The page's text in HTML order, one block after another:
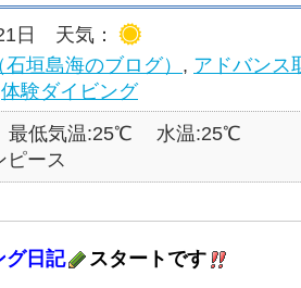
日 天気：
垣島海のブログ） , アドバンス
体験ダイビング
最低気温:25℃
水温:25℃
ピース
グ日記 スタートです